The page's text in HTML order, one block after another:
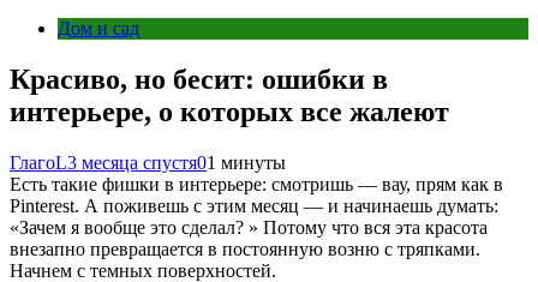
Дом и сад
Красиво, но бесит: ошибки в
интерьере, о которых все жалеют
ГлагоL3 месяца спустя01 минуты
Есть такие фишки в интерьере: смотришь — вау, прям как в
Pinterest. А поживешь с этим месяц — и начинаешь думать:
«Зачем я вообще это сделал? » Потому что вся эта красота
внезапно превращается в постоянную возню с тряпками.
Начнем с темных поверхностей.